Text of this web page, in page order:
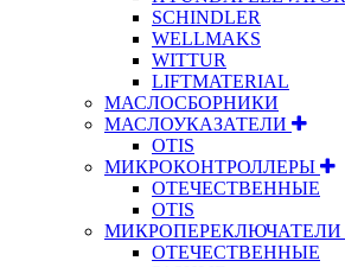
SCHINDLER
WELLMAKS
WITTUR
LIFTMATERIAL
МАСЛОСБОРНИКИ
МАСЛОУКАЗАТЕЛИ
OTIS
МИКРОКОНТРОЛЛЕРЫ
ОТЕЧЕСТВЕННЫЕ
OTIS
МИКРОПЕРЕКЛЮЧАТЕЛИ
ОТЕЧЕСТВЕННЫЕ